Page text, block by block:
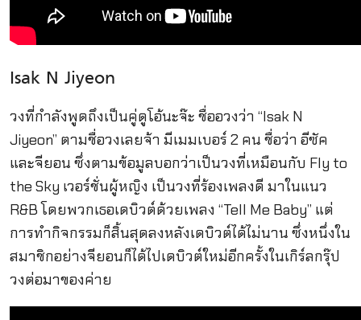
Isak N Jiyeon
วงที่กำลังพูดถึงเป็นคู่ดูโอ้นะจ๊ะ ชื่ออวงว่า “Isak N
Jiyeon” ตามชื่อวงเลยจ้า มีเมมเบอร์ 2 คน ชื่อว่า อีซัค
และจียอน ซึ่งตามข้อมูลบอกว่าเป็นวงที่เหมือนกับ Fly to
the Sky เวอร์ชั่นผู้หญิง เป็นวงที่ร้องเพลงดี มาในแนว
R&B โดยพวกเธอเดบิวต์ด้วยเพลง “Tell Me Baby” แต่
การทำกิจกรรมก็สิ้นสุดลงหลังเดบิวต์ได้ไม่นาน ซึ่งหนึ่งใน
สมาชิกอย่างจียอนก็ได้ไปเดบิวต์ใหม่อีกครั้งในเกิร์ลกรุ๊ป
วงต่อมาของค่าย